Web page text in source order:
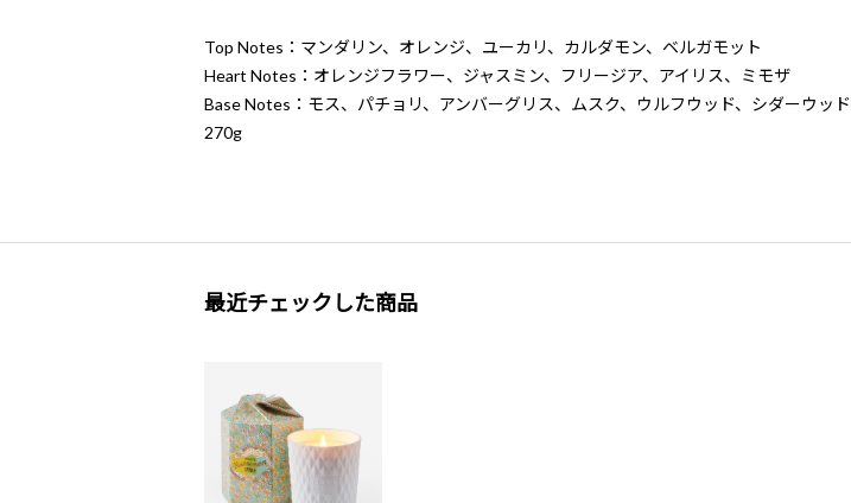
Top Notes：マンダリン、オレンジ、ユーカリ、カルダモン、ベルガモット
Heart Notes：オレンジフラワー、ジャスミン、フリージア、アイリス、ミモザ
Base Notes：モス、パチョリ、アンバーグリス、ムスク、ウルフウッド、シダーウッド
270g
最近チェックした商品